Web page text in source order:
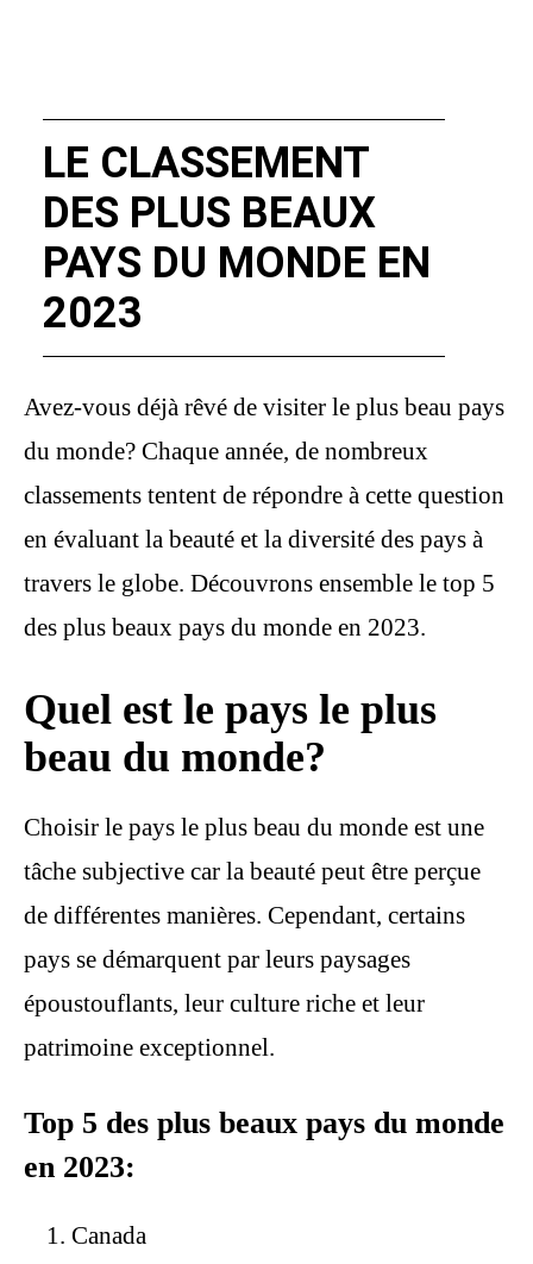
LE CLASSEMENT
DES PLUS BEAUX
PAYS DU MONDE EN
2023
Avez-vous déjà rêvé de visiter le plus beau pays
du monde? Chaque année, de nombreux
classements tentent de répondre à cette question
en évaluant la beauté et la diversité des pays à
travers le globe. Découvrons ensemble le top 5
des plus beaux pays du monde en 2023.
Quel est le pays le plus
beau du monde?
Choisir le pays le plus beau du monde est une
tâche subjective car la beauté peut être perçue
de différentes manières. Cependant, certains
pays se démarquent par leurs paysages
époustouflants, leur culture riche et leur
patrimoine exceptionnel.
Top 5 des plus beaux pays du monde
en 2023:
Canada